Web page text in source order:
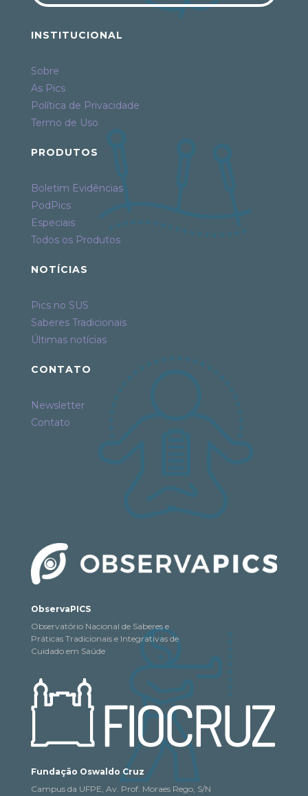
INSTITUCIONAL
Sobre
As Pics
Política de Privacidade
Termo de Uso
PRODUTOS
Boletim Evidências
PodPics
Especiais
Todos os Produtos
NOTÍCIAS
Pics no SUS
Saberes Tradicionais
Últimas notícias
CONTATO
Newsletter
Contato
ObservaPICS
Observatório Nacional de Saberes e
Práticas Tradicionais e Integrativas de
Cuidado em Saúde
Fundação Oswaldo Cruz
Campus da UFPE, Av. Prof. Moraes Rego, S/N